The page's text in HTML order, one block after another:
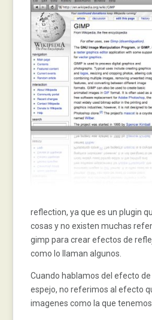
reflection, ya que es un plugin
cosas y no existen muchas
gimp para crear efectos de
como lo llaman algunos.
Cuando hablamos del efecto
espejo, no referimos al efecto
imagenes como la que